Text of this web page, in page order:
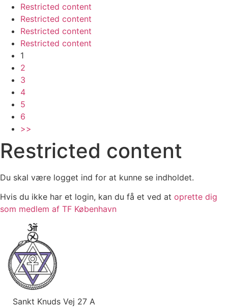
Restricted content
Restricted content
Restricted content
Restricted content
1
2
3
4
5
6
>>
Restricted content
Du skal være logget ind for at kunne se indholdet.
Hvis du ikke har et login, kan du få et ved at oprette dig
som medlem af TF København
Sankt Knuds Vej 27 A